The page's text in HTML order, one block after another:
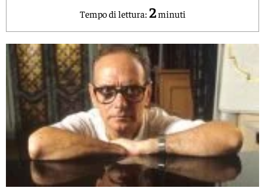
Tempo di lettura: 2minuti